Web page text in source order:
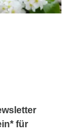
für